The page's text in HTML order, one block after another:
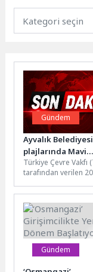
Gündem
Ayvalık Belediyesi
plajlarında Mavi
Bayraklar
çekildi
Türkiye Çevre Vakfı
tarafından verilen
Ayvalık, Balıkesir'in
Gündem